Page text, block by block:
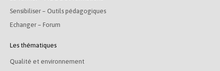
Sensibiliser – Outils pédagogiques
Echanger – Forum
Les thématiques
Qualité et environnement